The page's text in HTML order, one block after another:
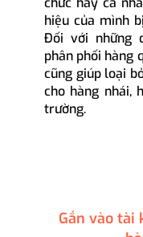
hiệu của mình
Đối với những
phân phối hàng
cũng giúp loại
cho hàng nhái,
trường.
Gắn vào tài